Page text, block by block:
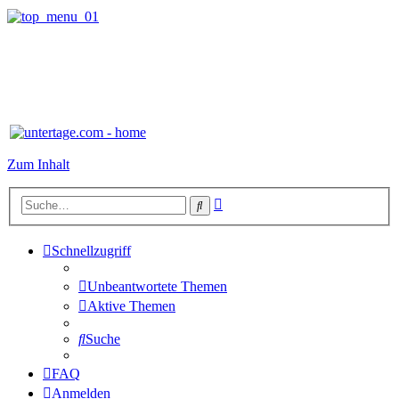
Zum Inhalt
Suche
Schnellzugriff
Unbeantwortete Themen
Aktive Themen
Suche
FAQ
Anmelden